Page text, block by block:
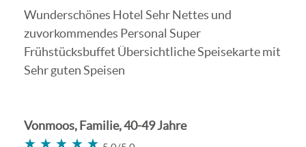
Wunderschönes Hotel Sehr Nettes und
zuvorkommendes Personal Super
Frühstücksbuffet Übersichtliche Speisekarte mit
Sehr guten Speisen
Vonmoos, Familie, 40-49 Jahre
★★★★★
★★★★★